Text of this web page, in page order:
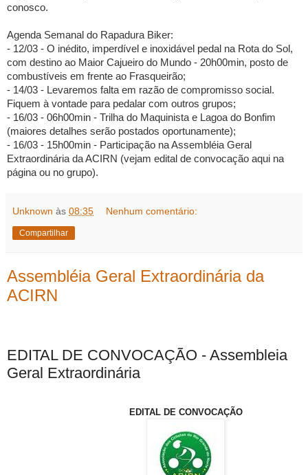
conosco.
Agenda Semanal do Rapadura Biker:
- 12/03 - O inédito, imperdível e inoxidável pedal na Rota do Sol,
com destino ao Maior Cajueiro do Mundo - 20h00min, posto de
combustíveis em frente ao Frasqueirão;
- 14/03 - Levaremos falta em razão de compromisso social.
Fiquem à vontade para pedalar com outros grupos;
- 16/03 - 06h00min - Trilha do Maquinista e Lagoa do Bonfim
(maiores detalhes serão postados oportunamente);
- 16/03 - 15h00min - Participação na Assembléia Geral
Extraordinária da ACIRN (vejam edital de convocação aqui na
página ou no grupo).
Unknown às 08:35 Nenhum comentário:
Compartilhar
Assembléia Geral Extraordinária da
ACIRN
EDITAL DE CONVOCAÇÃO - Assembleia
Geral Extraordinária
EDITAL DE CONVOCAÇÃO